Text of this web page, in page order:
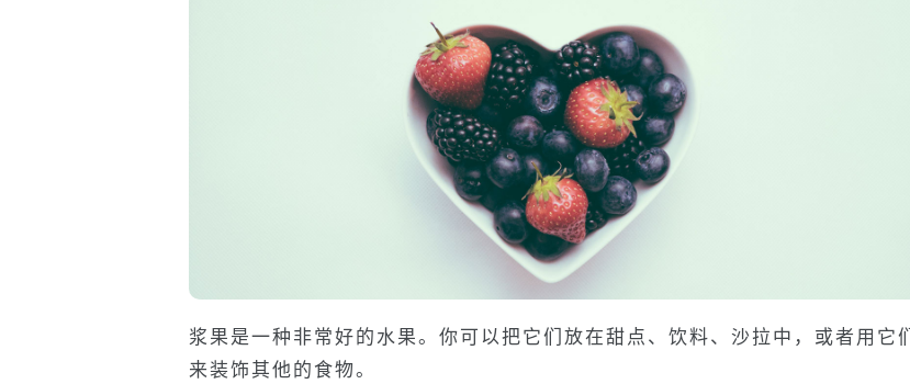
浆果是一种非常好的水果。你可以把它们放在甜点、饮料、沙拉中，或者用它们
来装饰其他的食物。